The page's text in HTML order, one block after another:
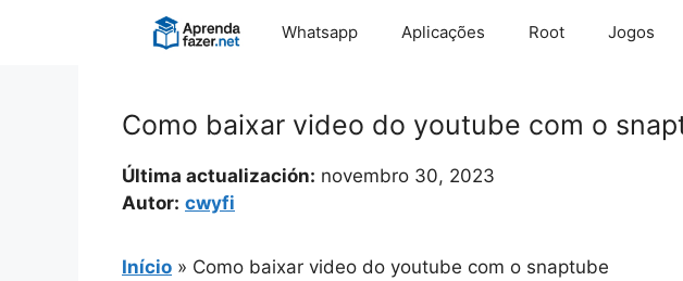
Whatsapp Aplicações Root Jogos
Como baixar video do youtube com o
Última actualización: novembro 30, 2023
Autor: cwyfi
Início » Como baixar video do youtube com o snaptube